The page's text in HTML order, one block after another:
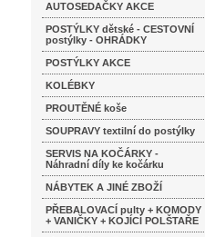
AUTOSEDAČKY AKCE
POSTÝLKY dětské - CESTOVNÍ
postýlky - OHRÁDKY
POSTÝLKY AKCE
KOLÉBKY
PROUTĚNÉ koše
SOUPRAVY textilní do postýlky
SERVIS NA KOČÁRKY -
Náhradní díly ke kočárku
NÁBYTEK A JINÉ ZBOŽÍ
PŘEBALOVACÍ pulty + KOMODY
+ VANIČKY + KOJÍCÍ POLŠTAŘE